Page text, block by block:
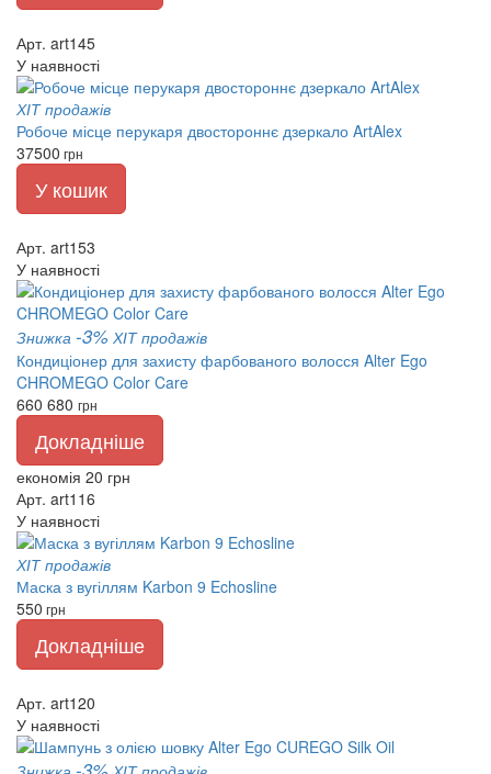
Арт. art145
У наявності
ХІТ продажів
Робоче місце перукаря двостороннє дзеркало ArtAlex
37500 грн
У кошик
Арт. art153
У наявності
Знижка -3% ХІТ продажів
Кондиціонер для захисту фарбованого волосся Alter Ego
CHROMEGO Color Care
660 680 грн
Докладніше
економія 20 грн
Арт. art116
У наявності
ХІТ продажів
Маска з вугіллям Karbon 9 Echosline
550 грн
Докладніше
Арт. art120
У наявності